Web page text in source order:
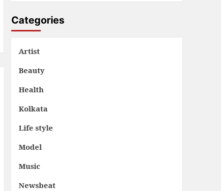
Categories
Artist
Beauty
Health
Kolkata
Life style
Model
Music
Newsbeat